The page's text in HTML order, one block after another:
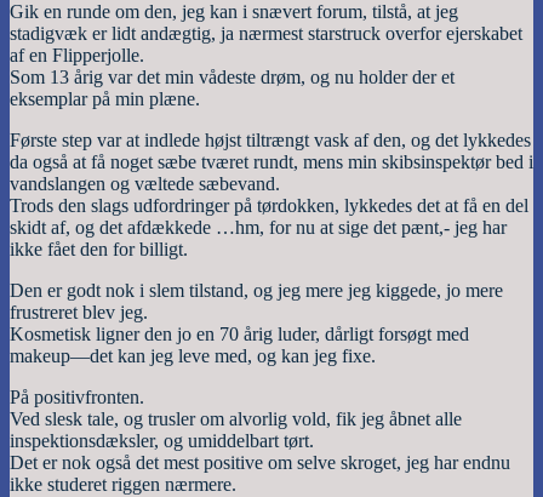
Gik en runde om den, jeg kan i snævert forum, tilstå, at jeg
stadigvæk er lidt andægtig, ja nærmest starstruck overfor ejerskabet
af en Flipperjolle.
Som 13 årig var det min vådeste drøm, og nu holder der et
eksemplar på min plæne.
Første step var at indlede højst tiltrængt vask af den, og det lykkedes
da også at få noget sæbe tværet rundt, mens min skibsinspektør bed i
vandslangen og væltede sæbevand.
Trods den slags udfordringer på tørdokken, lykkedes det at få en del
skidt af, og det afdækkede …hm, for nu at sige det pænt,- jeg har
ikke fået den for billigt.
Den er godt nok i slem tilstand, og jeg mere jeg kiggede, jo mere
frustreret blev jeg.
Kosmetisk ligner den jo en 70 årig luder, dårligt forsøgt med
makeup—det kan jeg leve med, og kan jeg fixe.
På positivfronten.
Ved slesk tale, og trusler om alvorlig vold, fik jeg åbnet alle
inspektionsdæksler, og umiddelbart tørt.
Det er nok også det mest positive om selve skroget, jeg har endnu
ikke studeret riggen nærmere.